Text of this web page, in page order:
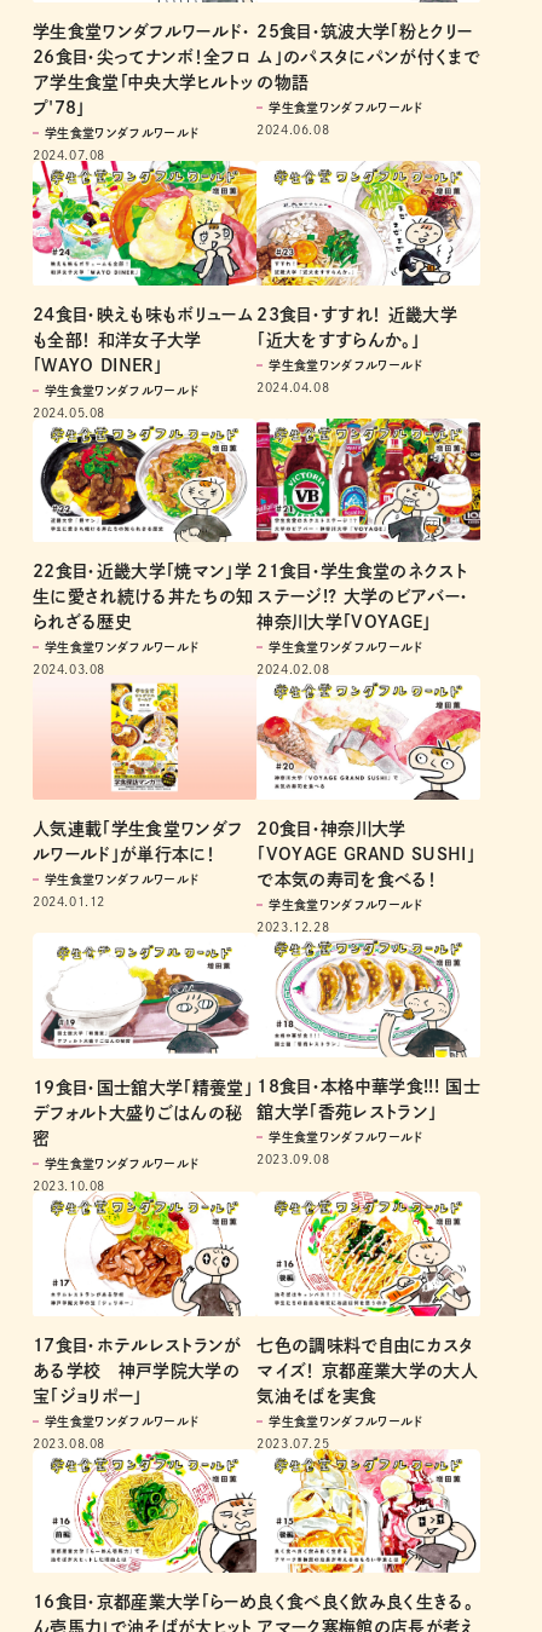
学生食堂ワンダフルワールド・
26食目・尖ってナンボ！全フロ
ア学生食堂「中央大学ヒルトッ
プ'78」
学生食堂ワンダフルワールド
2024.07.08
25食目・筑波大学「粉とクリー
ム」のパスタにパンが付くまで
の物語
学生食堂ワンダフルワールド
2024.06.08
24食目・映えも味もボリューム
も全部！ 和洋女子大学
「WAYO DINER」
学生食堂ワンダフルワールド
2024.05.08
23食目・すすれ！ 近畿大学
「近大をすすらんか。」
学生食堂ワンダフルワールド
2024.04.08
22食目・近畿大学「焼マン」学
生に愛され続ける丼たちの知
られざる歴史
学生食堂ワンダフルワールド
2024.03.08
21食目・学生食堂のネクスト
ステージ!? 大学のビアバー・
神奈川大学「VOYAGE」
学生食堂ワンダフルワールド
2024.02.08
人気連載「学生食堂ワンダフ
ルワールド」が単行本に！
学生食堂ワンダフルワールド
2024.01.12
20食目・神奈川大学
「VOYAGE GRAND SUSHI」
で本気の寿司を食べる！
学生食堂ワンダフルワールド
2023.12.28
19食目・国士舘大学「精養堂」
デフォルト大盛りごはんの秘
密
学生食堂ワンダフルワールド
2023.10.08
18食目・本格中華学食!!! 国士
舘大学「香苑レストラン」
学生食堂ワンダフルワールド
2023.09.08
17食目・ホテルレストランが
ある学校 神戸学院大学の
宝「ジョリポー」
学生食堂ワンダフルワールド
2023.08.08
七色の調味料で自由にカスタ
マイズ！ 京都産業大学の大人
気油そばを実食
学生食堂ワンダフルワールド
2023.07.25
16食目・京都産業大学「らーめ
ん壱馬力」で油そばが大ヒット
良く食べ良く飲み良く生きる。
アマーク寒梅館の店長が考え